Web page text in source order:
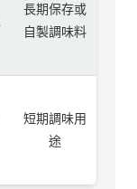
長期保存或
自製調味料
短期調味用
途